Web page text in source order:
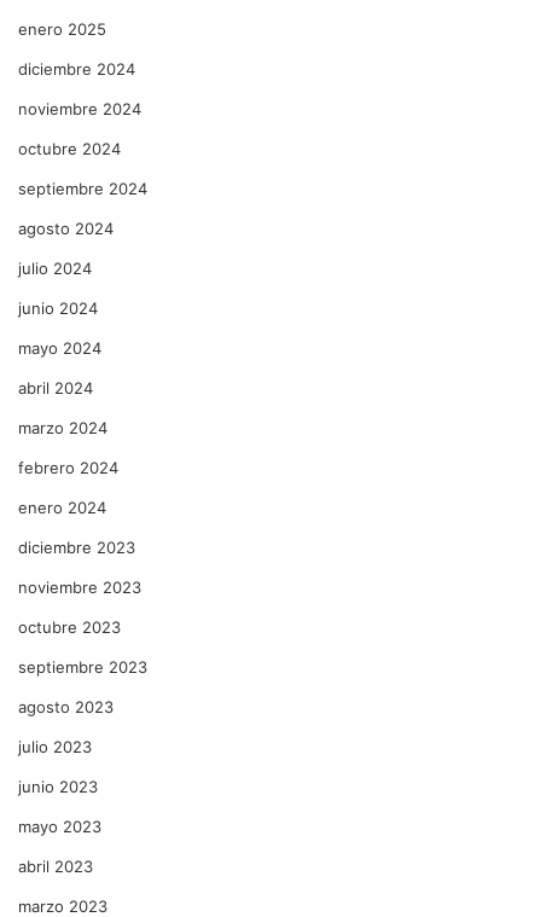
enero 2025
diciembre 2024
noviembre 2024
octubre 2024
septiembre 2024
agosto 2024
julio 2024
junio 2024
mayo 2024
abril 2024
marzo 2024
febrero 2024
enero 2024
diciembre 2023
noviembre 2023
octubre 2023
septiembre 2023
agosto 2023
julio 2023
junio 2023
mayo 2023
abril 2023
marzo 2023